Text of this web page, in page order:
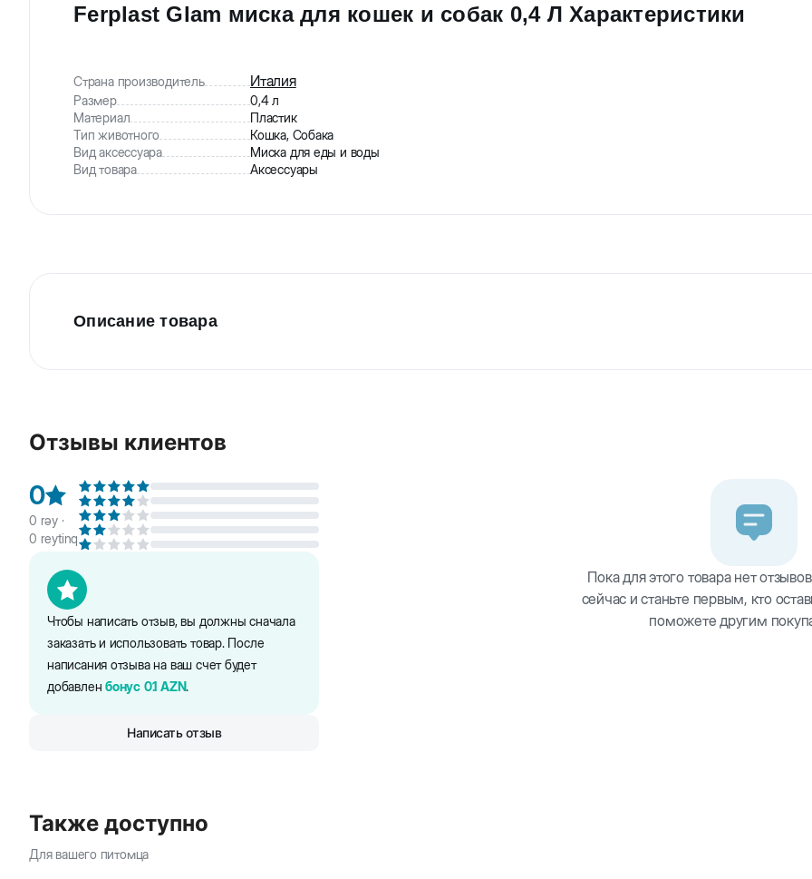
Ferplast Glam миска для кошек и собак 0,4 Л Характеристики
Страна производитель Италия
Размер
0,4 л
Материал
Пластик
Тип животного
Кошка, Собака
Вид аксессуара
Миска для еды и воды
Вид товара
Аксессуары
Описание товара
вашим питомцем.
Отзывы клиентов
0
0 rəy ·
0 reytinq
Чтобы написать отзыв, вы должны сначала
заказать и использовать товар. После
написания отзыва на ваш счет будет
добавленбонус 0.1 AZN.
Написать отзыв
Пока для этого товара нет
сейчас и станьте первым, кто
поможете другим
Также доступно
Для вашего питомца